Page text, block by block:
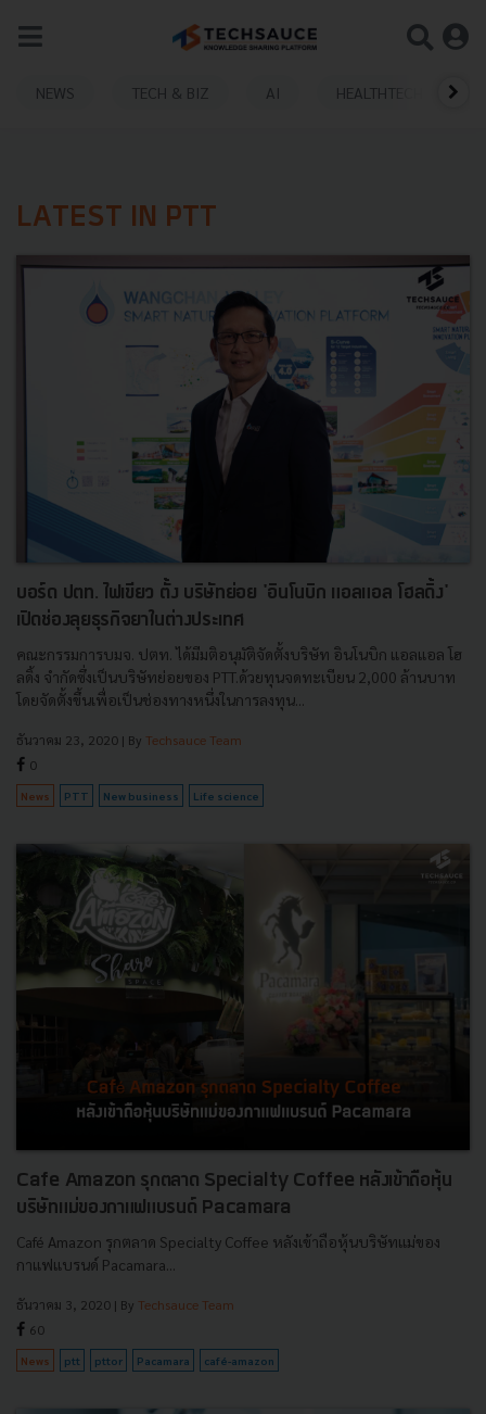
NEWS TECH & BIZ AI HEALTHTECH
LATEST IN PTT
บอร์ด ปตท. ไฟเขียว ตั้ง บริษัทย่อย 'อินโนบิก แอลแอล โฮลดิ้ง'
เปิดช่องลุยธุรกิจยาในต่างประเทศ
คณะกรรมการบมจ. ปตท. ได้มีมติอนุมัติจัดตั้งบริษัท อินโนบิก แอลแอล โฮ
ลดิ้ง จํากัดซึ่งเป็นบริษัทย่อยของ PTT.ด้วยทุนจดทะเบียน 2,000 ล้านบาท
โดยจัดตั้งขึ้นเพื่อเป็นช่องทางหนึ่งในการลงทุน...
ธันวาคม 23, 2020 | By Techsauce Team
0
News PTT New business Life science
Cafe Amazon รุกตลาด Specialty Coffee หลังเข้าถือหุ้น
บริษัทแม่ของกาแฟแบรนด์ Pacamara
Café Amazon รุกตลาด Specialty Coffee หลังเข้าถือหุ้นบริษัทแม่ของ
กาแฟแบรนด์ Pacamara...
ธันวาคม 3, 2020 | By Techsauce Team
60
News ptt pttor Pacamara café-amazon